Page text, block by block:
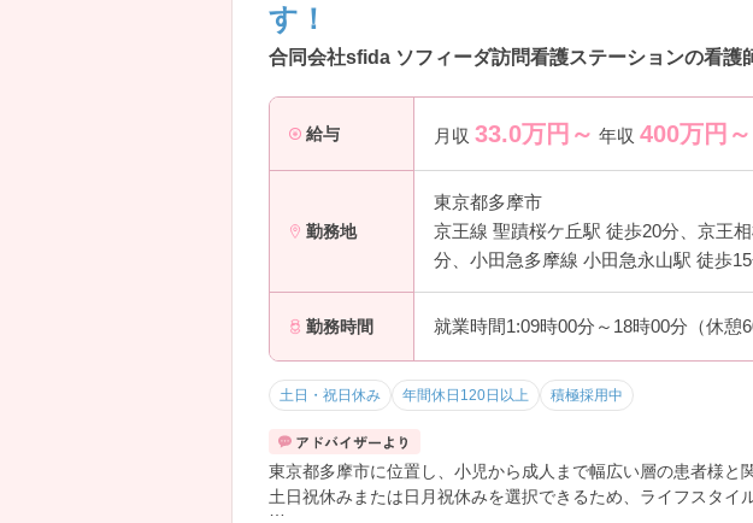
す！
合同会社sfida ソフィーダ訪問看護ステーションの看護
給与 月収 33.0万円～ 年収 400万円～
勤務地
東京都多摩市
京王線 聖蹟桜ケ丘駅 徒歩20分、京王
分、小田急多摩線 小田急永山駅 徒歩
勤務時間 就業時間1:09時00分～18時00分（休憩
土日・祝日休み 年間休日120日以上 積極採用中
東京都多摩市に位置し、小児から成人まで幅広い層の患者様と
土日祝休みまたは日月祝休みを選択できるため、ライフスタイ